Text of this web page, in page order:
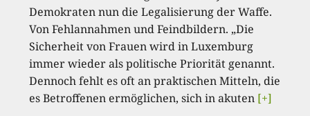
Demokraten nun die Legalisierung der Waffe.
Von Fehlannahmen und Feindbildern. „Die
Sicherheit von Frauen wird in Luxemburg
immer wieder als politische Priorität genannt.
Dennoch fehlt es oft an praktischen Mitteln, die
es Betroffenen ermöglichen, sich in akuten [+]